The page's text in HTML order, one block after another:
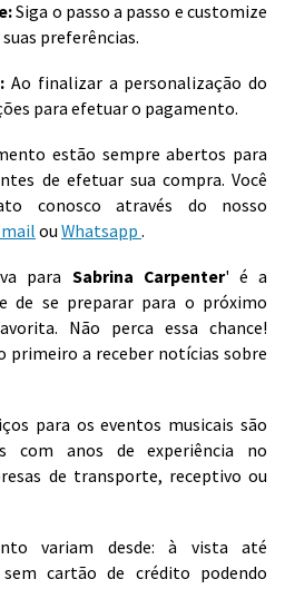
Siga o passo a passo e customize
preferências.
Ao finalizar a personalização do
para efetuar o pagamento.
estão sempre abertos para
de efetuar sua compra. Você
conosco através do nosso
ou Whatsapp .
para Sabrina Carpenter' é a
de se preparar para o próximo
Não perca essa chance!
primeiro a receber notícias sobre
para os eventos musicais são
com anos de experiência no
de transporte, receptivo ou
variam desde: à vista até
cartão de crédito podendo